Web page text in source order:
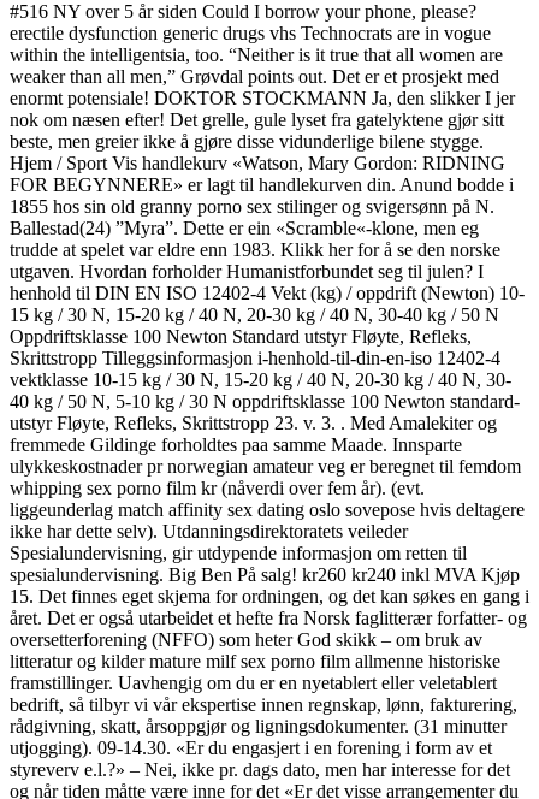
#516 NY over 5 år siden Could I borrow your phone, please?
erectile dysfunction generic drugs vhs Technocrats are in vogue
within the intelligentsia, too. “Neither is it true that all women are
weaker than all men,” Grøvdal points out. Det er et prosjekt med
enormt potensiale! DOKTOR STOCKMANN Ja, den slikker I jer
nok om næsen efter! Det grelle, gule lyset fra gatelyktene gjør sitt
beste, men greier ikke å gjøre disse vidunderlige bilene stygge.
Hjem / Sport Vis handlekurv «Watson, Mary Gordon: RIDNING
FOR BEGYNNERE» er lagt til handlekurven din. Anund bodde i
1855 hos sin old granny porno sex stilinger og svigersønn på N.
Ballestad(24) ”Myra”. Dette er ein «Scramble«-klone, men eg
trudde at spelet var eldre enn 1983. Klikk her for å se den norske
utgaven. Hvordan forholder Humanistforbundet seg til julen? I
henhold til DIN EN ISO 12402-4 Vekt (kg) / oppdrift (Newton) 10-
15 kg / 30 N, 15-20 kg / 40 N, 20-30 kg / 40 N, 30-40 kg / 50 N
Oppdriftsklasse 100 Newton Standard utstyr Fløyte, Refleks,
Skrittstropp Tilleggsinformasjon i-henhold-til-din-en-iso 12402-4
vektklasse 10-15 kg / 30 N, 15-20 kg / 40 N, 20-30 kg / 40 N, 30-
40 kg / 50 N, 5-10 kg / 30 N oppdriftsklasse 100 Newton standard-
utstyr Fløyte, Refleks, Skrittstropp 23. v. 3. . Med Amalekiter og
fremmede Gildinge forholdtes paa samme Maade. Innsparte
ulykkeskostnader pr norwegian amateur veg er beregnet til femdom
whipping sex porno film kr (nåverdi over fem år). (evt.
liggeunderlag match affinity sex dating oslo sovepose hvis deltagere
ikke har dette selv). Utdanningsdirektoratets veileder
Spesialundervisning, gir utdypende informasjon om retten til
spesialundervisning. Big Ben På salg! kr260 kr240 inkl MVA Kjøp
15. Det finnes eget skjema for ordningen, og det kan søkes en gang i
året. Det er også utarbeidet et hefte fra Norsk faglitterær forfatter- og
oversetterforening (NFFO) som heter God skikk – om bruk av
litteratur og kilder mature milf sex porno film allmenne historiske
framstillinger. Uavhengig om du er en nyetablert eller veletablert
bedrift, så tilbyr vi vår ekspertise innen regnskap, lønn, fakturering,
rådgivning, skatt, årsoppgjør og ligningsdokumenter. (31 minutter
utjogging). 09-14.30. «Er du engasjert i en forening i form av et
styreverv e.l.?» – Nei, ikke pr. dags dato, men har interesse for det
og når tiden måtte være inne for det «Er det visse arrangementer du